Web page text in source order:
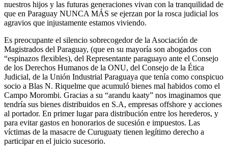
nuestros hijos y las futuras generaciones vivan con la tranquilidad de
que en Paraguay NUNCA MÁS se ejerzan por la rosca judicial los
agravios que injustamente estamos viviendo.
Es preocupante el silencio sobrecogedor de la Asociación de
Magistrados del Paraguay, (que en su mayoría son abogados con
“espinazos flexibles), del Representante paraguayo ante el Consejo
de los Derechos Humanos de la ONU, del Consejo de la Ética
Judicial, de la Unión Industrial Paraguaya que tenía como conspicuo
socio a Blas N. Riquelme que acumuló bienes mal habidos como el
Campo Morombi. Gracias a su “arandu kaaty” nos imaginamos que
tendría sus bienes distribuidos en S.A, empresas offshore y acciones
al portador. En primer lugar para distribución entre los herederos, y
para evitar gastos en honorarios de sucesión e impuestos. Las
víctimas de la masacre de Curuguaty tienen legítimo derecho a
participar en el juicio sucesorio.